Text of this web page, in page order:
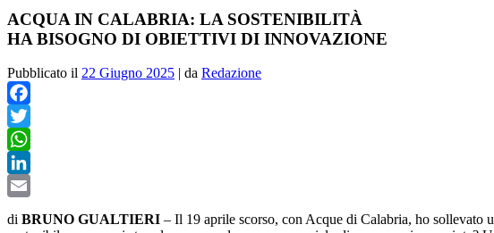
ACQUA IN CALABRIA: LA SOSTENIBILITÀ
HA BISOGNO DI OBIETTIVI DI INNOVAZIONE
Pubblicato il 22 Giugno 2025 | da Redazione
Facebook
Twitter
WhatsApp
LinkedIn
di BRUNO GUALTIERI – Il 19 aprile scorso, con Acque di Calabria, ho sollevato